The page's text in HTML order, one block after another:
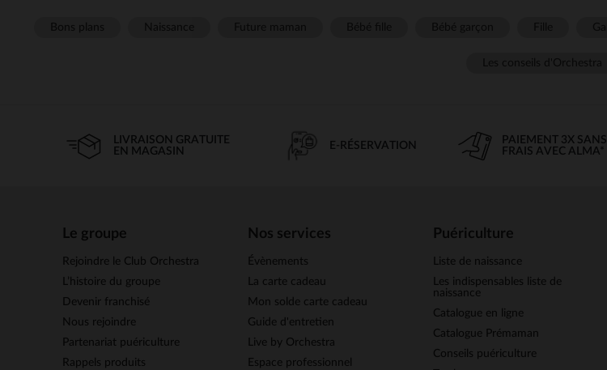
LIVRAISON GRATUITE
EN MAGASIN
E-RÉSERVATION
PAIEMENT 3X SANS
FRAIS AVEC ALMA*
Le groupe
Rejoindre le Club Orchestra
L’histoire du groupe
Devenir franchisé
Nous rejoindre
Partenariat puériculture
Rappels produits
Nos services
Évènements
La carte cadeau
Mon solde carte cadeau
Guide d'entretien
Live by Orchestra
Espace professionnel
Puériculture
Liste de naissance
Les indispensables liste de
naissance
Catalogue en ligne
Catalogue Prémaman
Conseils puériculture